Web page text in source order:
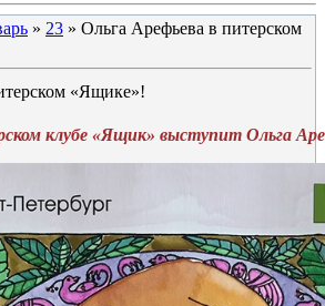
» 23 » Ольга Арефьева в питерском
«Ящике»!
клубе «Ящик» выступит Ольга